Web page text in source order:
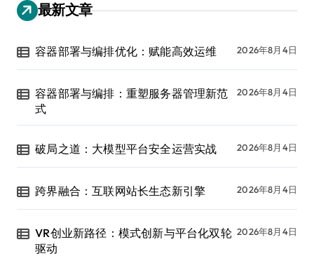
最新文章
容器部署与编排优化：赋能高效运维 2026年8月4日
容器部署与编排：重塑服务器管理新范
式
2026年8月4日
破局之道：大模型平台安全运营实战 2026年8月4日
跨界融合：互联网站长生态新引擎 2026年8月4日
VR创业新路径：模式创新与平台化双轮
驱动
2026年8月4日